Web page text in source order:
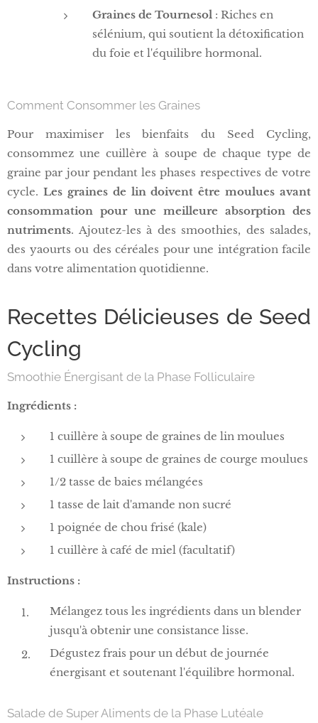
Graines de Tournesol : Riches en
sélénium, qui soutient la détoxification
du foie et l'équilibre hormonal.
Comment Consommer les Graines
Pour maximiser les bienfaits du Seed Cycling,
consommez une cuillère à soupe de chaque type de
graine par jour pendant les phases respectives de votre
cycle. Les graines de lin doivent être moulues avant
consommation pour une meilleure absorption des
nutriments. Ajoutez-les à des smoothies, des salades,
des yaourts ou des céréales pour une intégration facile
dans votre alimentation quotidienne.
Recettes Délicieuses de Seed
Cycling
Smoothie Énergisant de la Phase Folliculaire
Ingrédients :
1 cuillère à soupe de graines de lin moulues
1 cuillère à soupe de graines de courge moulues
1/2 tasse de baies mélangées
1 tasse de lait d'amande non sucré
1 poignée de chou frisé (kale)
1 cuillère à café de miel (facultatif)
Instructions :
Mélangez tous les ingrédients dans un blender
jusqu'à obtenir une consistance lisse.
Dégustez frais pour un début de journée
énergisant et soutenant l'équilibre hormonal.
Salade de Super Aliments de la Phase Lutéale